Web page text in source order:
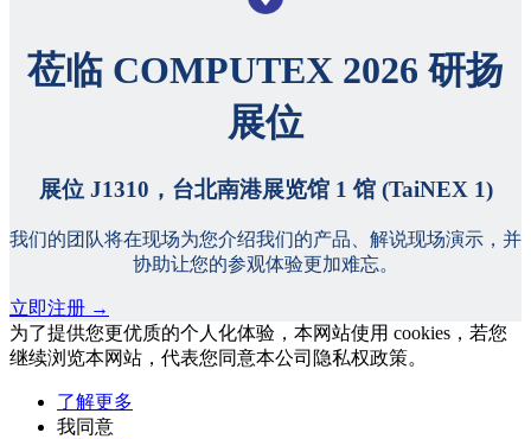
莅临 COMPUTEX 2026 研扬
展位
展位 J1310，台北南港展览馆 1 馆 (TaiNEX 1)
我们的团队将在现场为您介绍我们的产品、解说现场演示，并
协助让您的参观体验更加难忘。
立即注册 →
为了提供您更优质的个人化体验，本网站使用 cookies，若您
继续浏览本网站，代表您同意本公司隐私权政策。
了解更多
我同意